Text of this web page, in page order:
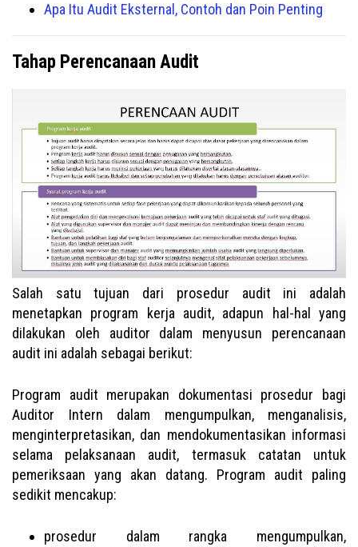
Apa Itu Audit Eksternal, Contoh dan Poin Penting
Tahap Perencanaan Audit
Salah satu tujuan dari prosedur audit ini adalah
menetapkan program kerja audit, adapun hal-hal yang
dilakukan oleh auditor dalam menyusun perencanaan
audit ini adalah sebagai berikut:
Program audit merupakan dokumentasi prosedur bagi
Auditor Intern dalam mengumpulkan, menganalisis,
menginterpretasikan, dan mendokumentasikan informasi
selama pelaksanaan audit, termasuk catatan untuk
pemeriksaan yang akan datang. Program audit paling
sedikit mencakup:
prosedur dalam rangka mengumpulkan,